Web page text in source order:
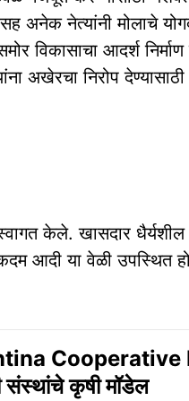
अनेक नेत्यांनी मोलाचे
विकासाचा आदर्श
अखेरचा निरोप
केले. खासदार
आदी या वेळी उपस्थित
Cooperative
संस्थांचे कृषी मॉडेल